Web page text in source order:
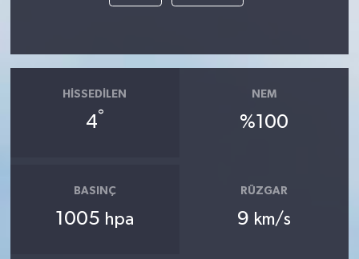
HISSEDILEN
4°
NEM
%100
BASINÇ
1005 hpa
RÜZGAR
9 km/s